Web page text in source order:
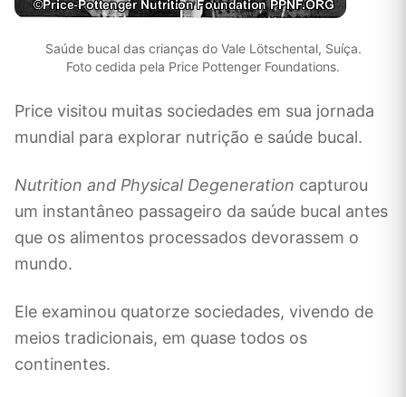
Saúde bucal das crianças do Vale Lötschental, Suíça.
Foto cedida pela Price Pottenger Foundations.
Price visitou muitas sociedades em sua jornada
mundial para explorar nutrição e saúde bucal.
Nutrition and Physical Degeneration capturou
um instantâneo passageiro da saúde bucal antes
que os alimentos processados ​​devorassem o
mundo.
Ele examinou quatorze sociedades, vivendo de
meios tradicionais, em quase todos os
continentes.